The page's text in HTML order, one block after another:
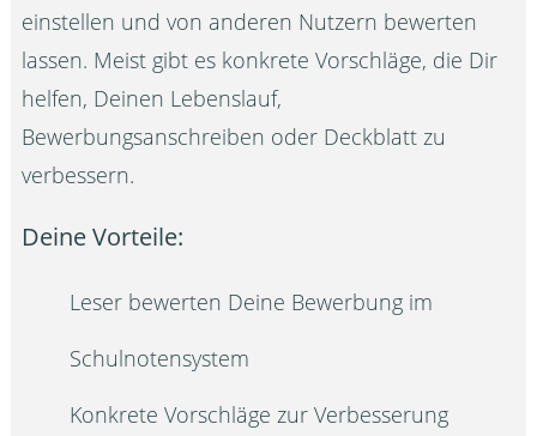
einstellen und von anderen Nutzern bewerten
lassen. Meist gibt es konkrete Vorschläge, die Dir
helfen, Deinen Lebenslauf,
Bewerbungsanschreiben oder Deckblatt zu
verbessern.
Deine Vorteile:
Leser bewerten Deine Bewerbung im
Schulnotensystem
Konkrete Vorschläge zur Verbesserung